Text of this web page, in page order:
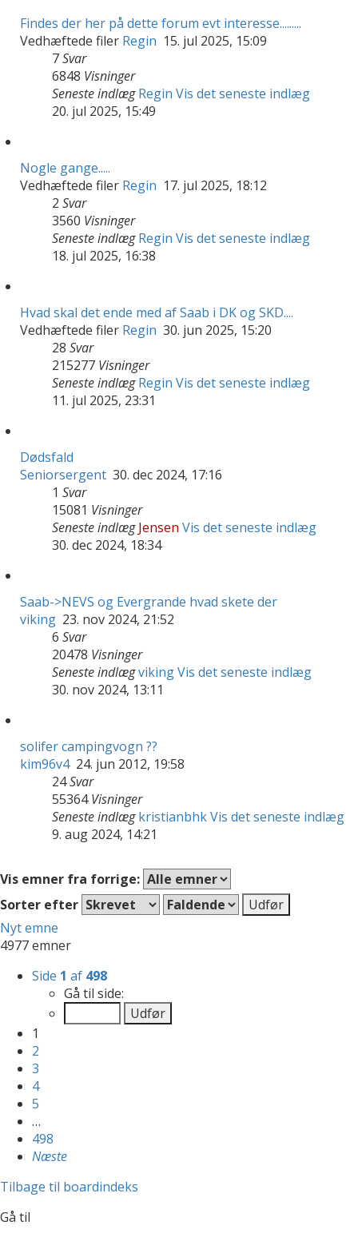
Findes der her på dette forum evt interesse.........
Vedhæftede filer Regin 15. jul 2025, 15:09
7Svar
6848 Visninger
Seneste indlægRegin Vis det seneste indlæg
20. jul 2025, 15:49
Nogle gange.....
Vedhæftede filer Regin 17. jul 2025, 18:12
2 Svar
3560 Visninger
Seneste indlægRegin Vis det seneste indlæg
18. jul 2025, 16:38
Hvad skal det ende med af Saab i DK og SKD....
Vedhæftede filer Regin 30. jun 2025, 15:20
28 Svar
215277 Visninger
Seneste indlægRegin Vis det seneste indlæg
11. jul 2025, 23:31
Dødsfald
Seniorsergent 30. dec 2024, 17:16
1 Svar
15081 Visninger
Seneste indlægJensen Vis det seneste indlæg
30. dec 2024, 18:34
Saab->NEVS og Evergrande hvad skete der
viking 23. nov 2024, 21:52
6 Svar
20478 Visninger
Seneste indlægvikingVis det seneste indlæg
30. nov 2024, 13:11
solifer campingvogn ??
kim96v4 24. jun 2012, 19:58
24Svar
55364Visninger
Seneste indlægkristianbhkVis det seneste indlæg
9. aug 2024, 14:21
Vis emner fra forrige:
Sorter efter
Nyt emne
4977 emner
Side 1 af 498
Gå til side:
1
2
3
4
5
…
498
Næste
Tilbage til boardindeks
Gå til